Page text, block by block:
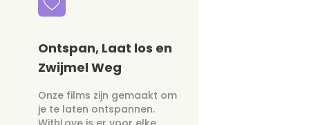
Ontspan, Laat los en
Zwijmel Weg
Onze films zijn gemaakt om
je te laten ontspannen.